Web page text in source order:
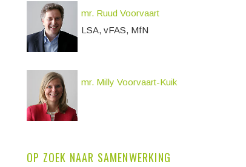
mr. Ruud Voorvaart
LSA, vFAS, MfN
mr. Milly Voorvaart-Kuik
OP ZOEK NAAR SAMENWERKING